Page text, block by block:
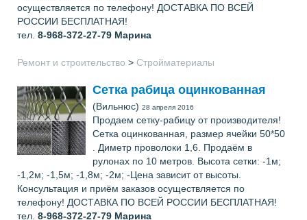
осуществляется по телефону! ДОСТАВКА ПО ВСЕЙ
РОССИИ БЕСПЛАТНАЯ!
тел. 8-968-372-27-79 Марина
Ремонт и строительство > Стройматериалы
Сетка рабица оцинкованная
(Вильнюс) 28 апреля 2016
Продаем сетку-рабицу от производителя!
Сетка оцинкованная, размер ячейки 50*50
. Диметр проволоки 1,6. Продаём в
рулонах по 10 метров. Высота сетки: -1м;
-1,2м; -1,5м; -1,8м; -2м; -Цена зависит от высоты.
Консультация и приём заказов осуществляется по
телефону! ДОСТАВКА ПО ВСЕЙ РОССИИ БЕСПЛАТНАЯ!
тел. 8-968-372-27-79 Марина